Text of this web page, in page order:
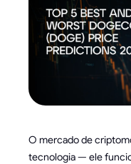
O mercado de
tecnologia — ele